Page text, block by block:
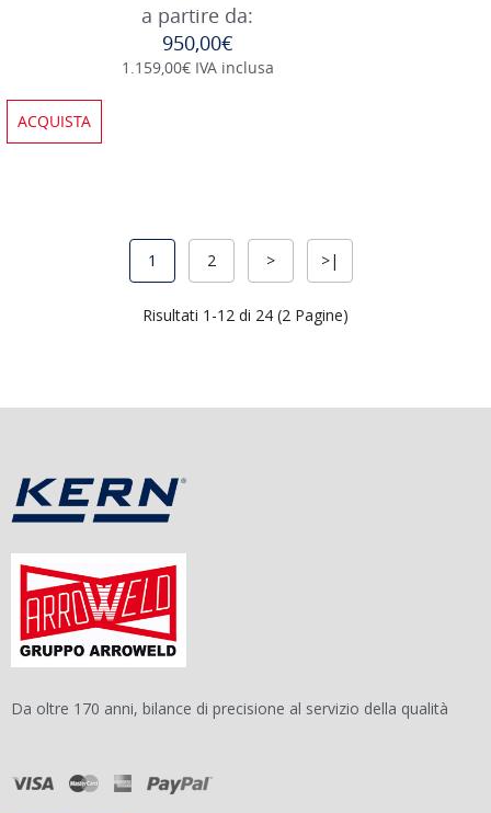
a partire da:
950,00€
1.159,00€ IVA inclusa
ACQUISTA
1 2 > >|
Risultati 1-12 di 24 (2 Pagine)
Da oltre 170 anni, bilance di precisione al servizio della qualità